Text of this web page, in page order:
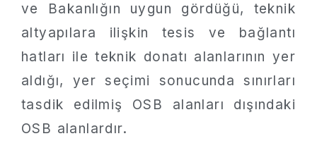
ve Bakanlığın uygun gördüğü, teknik
altyapılara ilişkin tesis ve bağlantı
hatları ile teknik donatı alanlarının yer
aldığı, yer seçimi sonucunda sınırları
tasdik edilmiş OSB alanları dışındaki
OSB alanlardır.